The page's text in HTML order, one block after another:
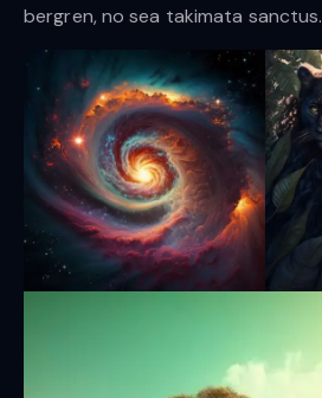
bergren, no sea takimata sanctus.